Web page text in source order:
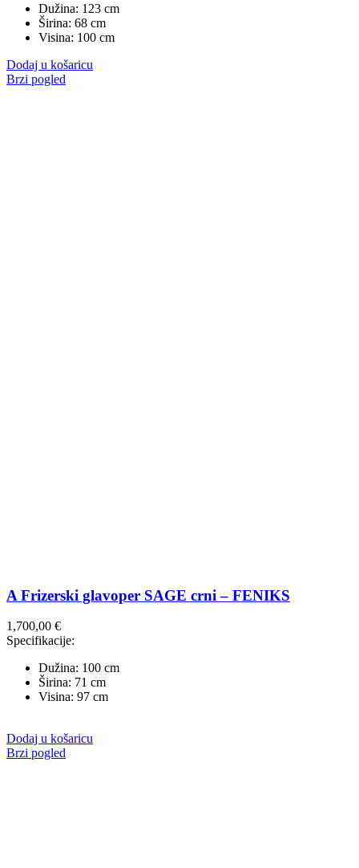
Dužina: 123 cm
Širina: 68 cm
Visina: 100 cm
Dodaj u košaricu
Brzi pogled
A Frizerski glavoper SAGE crni – FENIKS
1,700,00 €
Specifikacije:
Dužina: 100 cm
Širina: 71 cm
Visina: 97 cm
Dodaj u košaricu
Brzi pogled